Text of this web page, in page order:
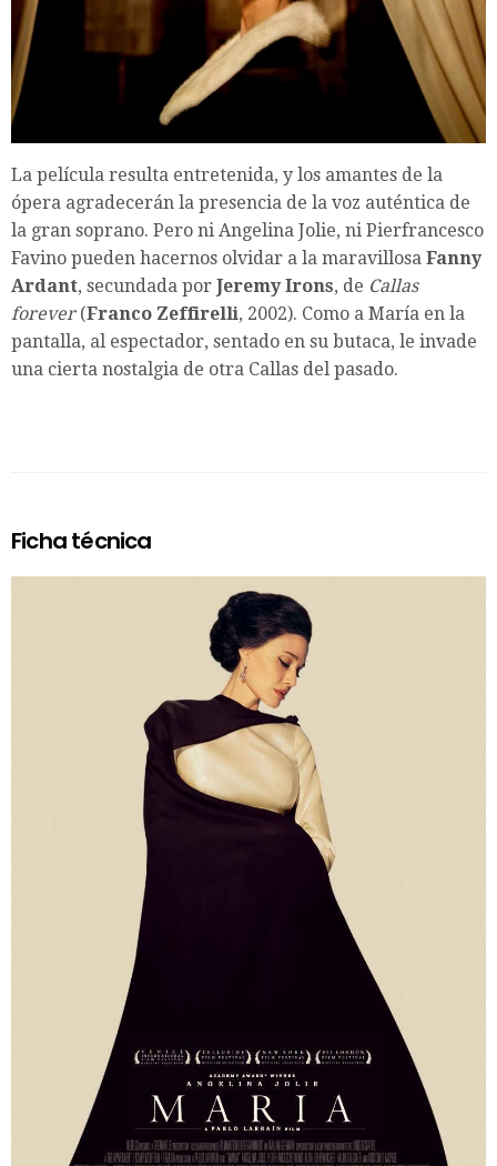
La película resulta entretenida, y los amantes de la
ópera agradecerán la presencia de la voz auténtica de
la gran soprano. Pero ni Angelina Jolie, ni Pierfrancesco
Favino pueden hacernos olvidar a la maravillosa Fanny
Ardant, secundada por Jeremy Irons, de Callas
forever(Franco Zeffirelli, 2002). Como a María en la
pantalla, al espectador, sentado en su butaca, le invade
una cierta nostalgia de otra Callas del pasado.
Ficha técnica